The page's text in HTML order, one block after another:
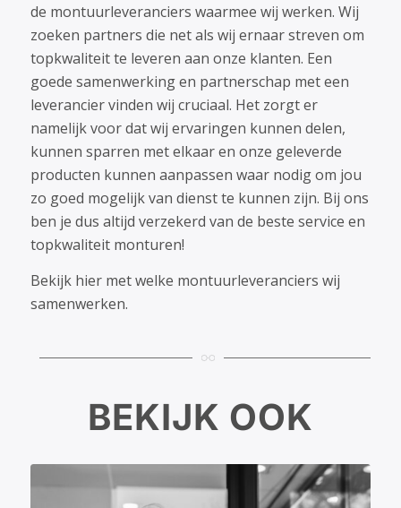
de montuurleveranciers waarmee wij werken. Wij
zoeken partners die net als wij ernaar streven om
topkwaliteit te leveren aan onze klanten. Een
goede samenwerking en partnerschap met een
leverancier vinden wij cruciaal. Het zorgt er
namelijk voor dat wij ervaringen kunnen delen,
kunnen sparren met elkaar en onze geleverde
producten kunnen aanpassen waar nodig om jou
zo goed mogelijk van dienst te kunnen zijn. Bij ons
ben je dus altijd verzekerd van de beste service en
topkwaliteit monturen!
Bekijk hier met welke montuurleveranciers wij
samenwerken.
BEKIJK OOK